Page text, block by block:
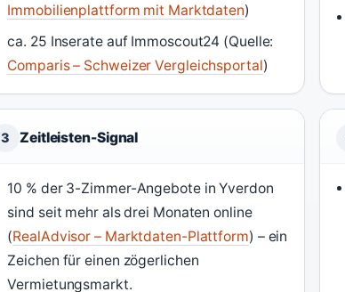
Immobilienplattform mit Marktdaten)
ca. 25 Inserate auf Immoscout24 (Quelle:
Comparis – Schweizer Vergleichsportal)
3 Zeitleisten-Signal
10 % der 3-Zimmer-Angebote in Yverdon
sind seit mehr als drei Monaten online
(RealAdvisor – Marktdaten-Plattform) – ein
Zeichen für einen zögerlichen
Vermietungsmarkt.